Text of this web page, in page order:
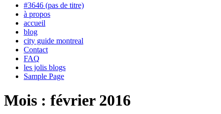
#3646 (pas de titre)
à propos
accueil
blog
city guide montreal
Contact
FAQ
les jolis blogs
Sample Page
Mois : février 2016